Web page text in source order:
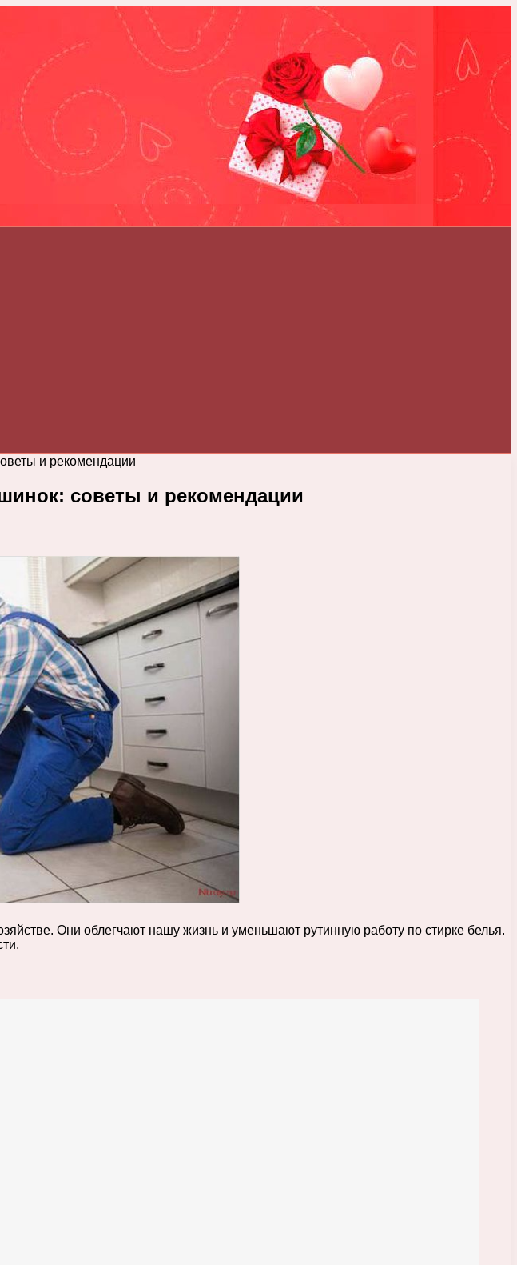
и рекомендации
советы и рекомендации
Они облегчают нашу жизнь и уменьшают рутинную работу по стирке белья.